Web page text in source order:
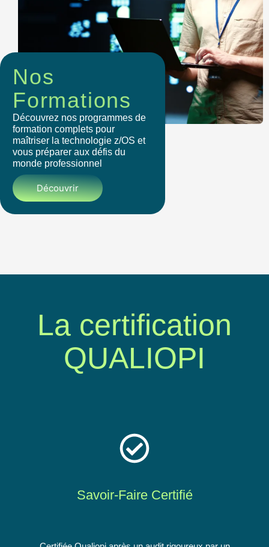
Nos
Formations
Découvrez nos programmes de
formation complets pour
maîtriser la technologie z/OS et
vous préparer aux défis du
monde professionnel
Découvrir
La certification
QUALIOPI
Savoir-Faire Certifié